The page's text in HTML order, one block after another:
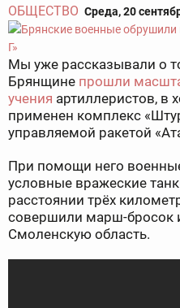
ОБЩЕСТВО Среда, 20
Мы уже рассказывали о
Брянщине прошли
учения артиллеристов, в
применен комплекс
управляемой ракетой
При помощи него
условные вражеские
расстоянии трёх
совершили марш-бросок
Смоленскую область.